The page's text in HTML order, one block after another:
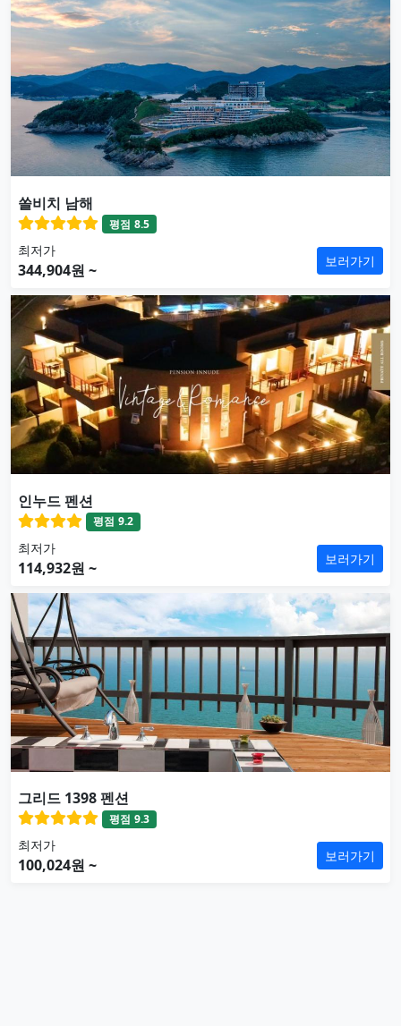
쏠비치 남해
평점 8.5
최저가
344,904원 ~ 보러가기
인누드 펜션
평점 9.2
최저가
114,932원 ~ 보러가기
그리드 1398 펜션
평점 9.3
최저가
100,024원 ~ 보러가기